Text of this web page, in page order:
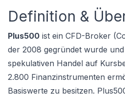
Definition &
Plus500 ist ein CFD-Broker
der 2008 gegründet wurde
spekulativen Handel auf
2.800 Finanzinstrumenten
Basiswerte zu besitzen.